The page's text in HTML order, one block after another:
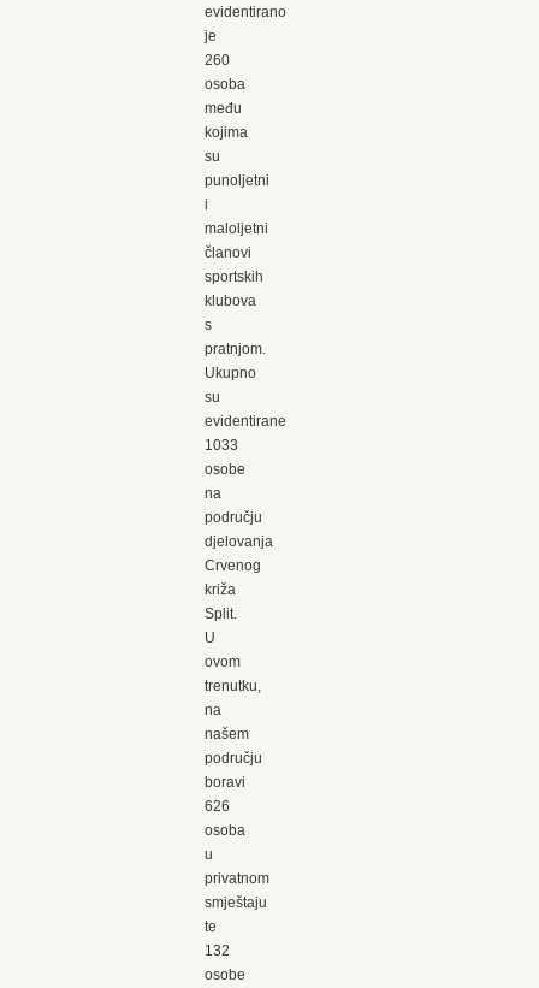
evidentirano
je
260
osoba
među
kojima
su
punoljetni
i
maloljetni
članovi
sportskih
klubova
s
pratnjom.
Ukupno
su
evidentirane
1033
osobe
na
području
djelovanja
Crvenog
križa
Split.
U
ovom
trenutku,
na
našem
području
boravi
626
osoba
u
privatnom
smještaju
te
132
osobe